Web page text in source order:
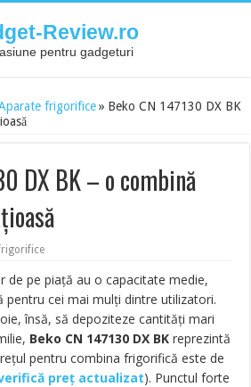
Review.ro
pentru gadgeturi
frigorifice » Beko CN 147130 DX BK
DX BK – o combină
de pe piață au o capacitate medie,
pentru cei mai mulți dintre utilizatori.
însă, să depoziteze cantități mari
Beko CN 147130 DX BK reprezintă
pentru combina frigorifică este de
preț actualizat). Punctul forte